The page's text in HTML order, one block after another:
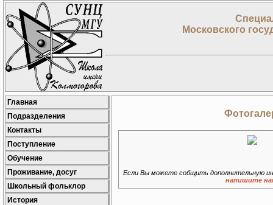
Московского
Главная
Подразделения
Контакты
Поступление
Обучение
Проживание, досуг
Школьный фольклор
История
Если Вы можете собщить дополнительную
напишите